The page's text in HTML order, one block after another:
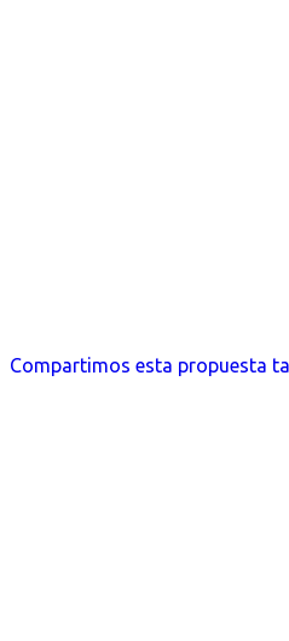
Compartimos esta propuesta